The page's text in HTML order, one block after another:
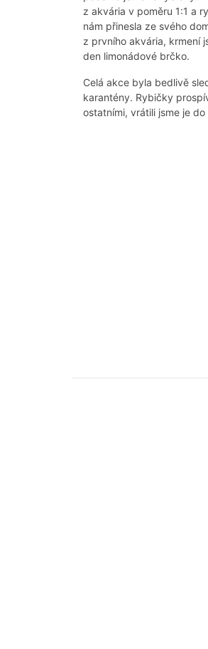
z akvária v poměru 1:1 a
nám přinesla ze svého
z prvního akvária, krmení
den limonádové brčko.
Celá akce byla bedlivě
karantény. Rybičky
ostatními, vrátili jsme je